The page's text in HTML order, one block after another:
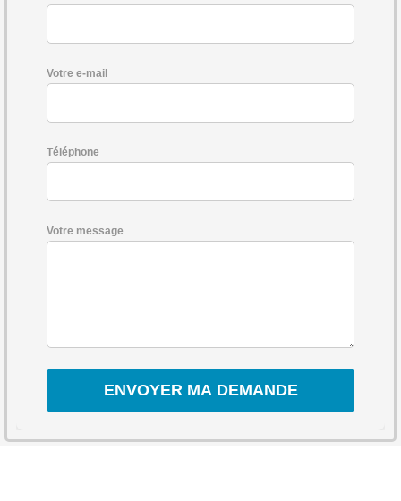
Votre e-mail
Téléphone
Votre message